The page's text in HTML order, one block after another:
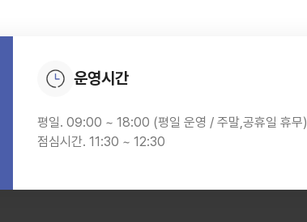
운영시간
평일. 09:00 ~ 18:00 (평일 운영 / 주말,공휴일 휴무)
점심시간. 11:30 ~ 12:30